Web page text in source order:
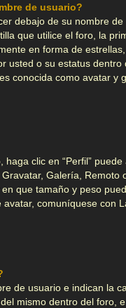
de usuario?
debajo de su nombre
que utilice el foro, la
en forma de
usted o su estatus
conocida como avatar y
clic en “Perfil”
Galería, Remoto
que tamaño y peso
comuníquese con
de usuario e indican la
mismo dentro del foro,